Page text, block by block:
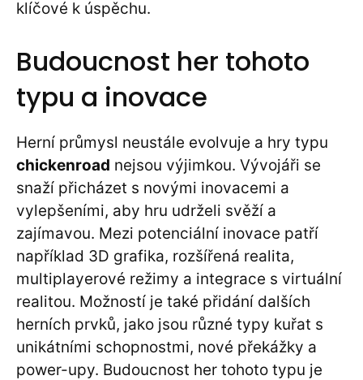
klíčové k úspěchu.
Budoucnost her tohoto
typu a inovace
Herní průmysl neustále evolvuje a hry typu
chickenroad nejsou výjimkou. Vývojáři se
snaží přicházet s novými inovacemi a
vylepšeními, aby hru udrželi svěží a
zajímavou. Mezi potenciální inovace patří
například 3D grafika, rozšířená realita,
multiplayerové režimy a integrace s virtuální
realitou. Možností je také přidání dalších
herních prvků, jako jsou různé typy kuřat s
unikátními schopnostmi, nové překážky a
power-upy. Budoucnost her tohoto typu je